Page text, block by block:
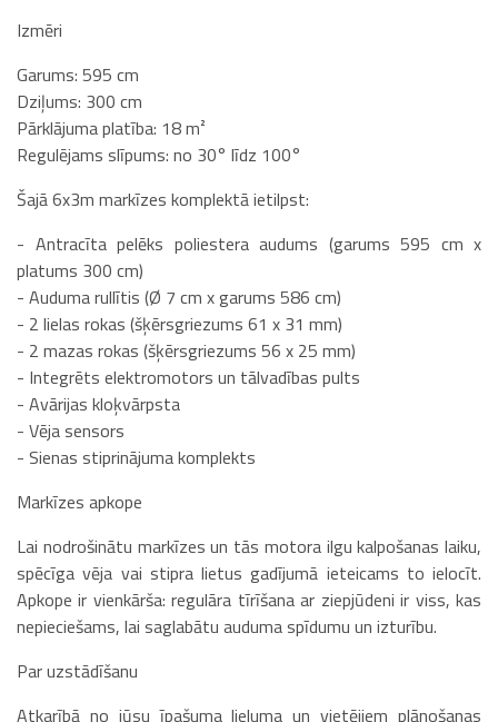
Izmēri
Garums: 595 cm
Dziļums: 300 cm
Pārklājuma platība: 18 m²
Regulējams slīpums: no 30° līdz 100°
Šajā 6x3m markīzes komplektā ietilpst:
- Antracīta pelēks poliestera audums (garums 595 cm x
platums 300 cm)
- Auduma rullītis (Ø 7 cm x garums 586 cm)
- 2 lielas rokas (šķērsgriezums 61 x 31 mm)
- 2 mazas rokas (šķērsgriezums 56 x 25 mm)
- Integrēts elektromotors un tālvadības pults
- Avārijas kloķvārpsta
- Vēja sensors
- Sienas stiprinājuma komplekts
Markīzes apkope
Lai nodrošinātu markīzes un tās motora ilgu kalpošanas laiku,
spēcīga vēja vai stipra lietus gadījumā ieteicams to ielocīt.
Apkope ir vienkārša: regulāra tīrīšana ar ziepjūdeni ir viss, kas
nepieciešams, lai saglabātu auduma spīdumu un izturību.
Par uzstādīšanu
Atkarībā no jūsu īpašuma lieluma un vietējiem plānošanas